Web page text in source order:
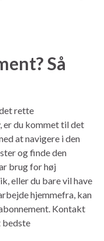
Så
rette
er du kommet til det
at navigere i den
og finde den
brug for høj
eller du bare vil have
hjemmefra, kan
Kontakt
bedste